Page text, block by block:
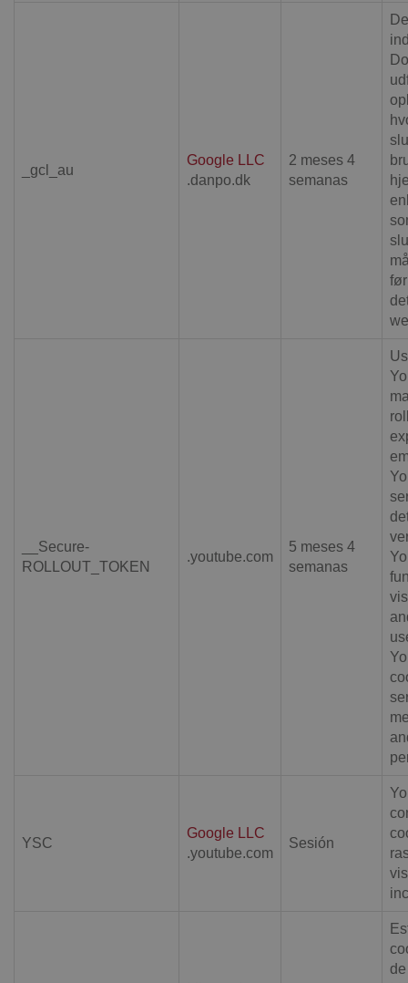
_gcl_au
Google LLC
.danpo.dk
2 meses 4
semanas
__Secure-
ROLLOUT_TOKEN
.youtube.com
5 meses 4
semanas
YSC
Google LLC
.youtube.com
Sesión